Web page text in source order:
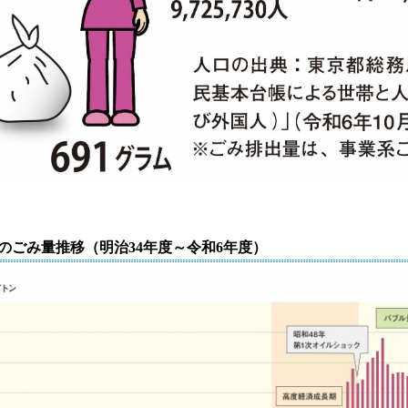
ごみ量推移（明治34年度～令和6年度）